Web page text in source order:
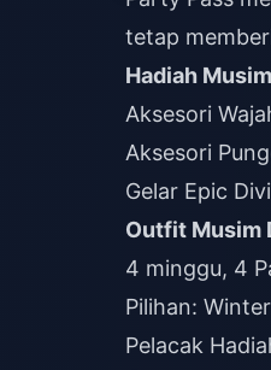
tetap
Hadiah
Aksesori
Aksesori
Gelar Epic
Outfit Musim
4 minggu, 4
Pilihan:
Pelacak